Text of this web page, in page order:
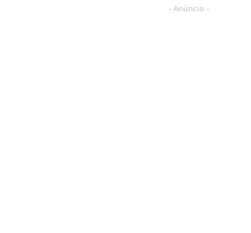
- Anúncio -